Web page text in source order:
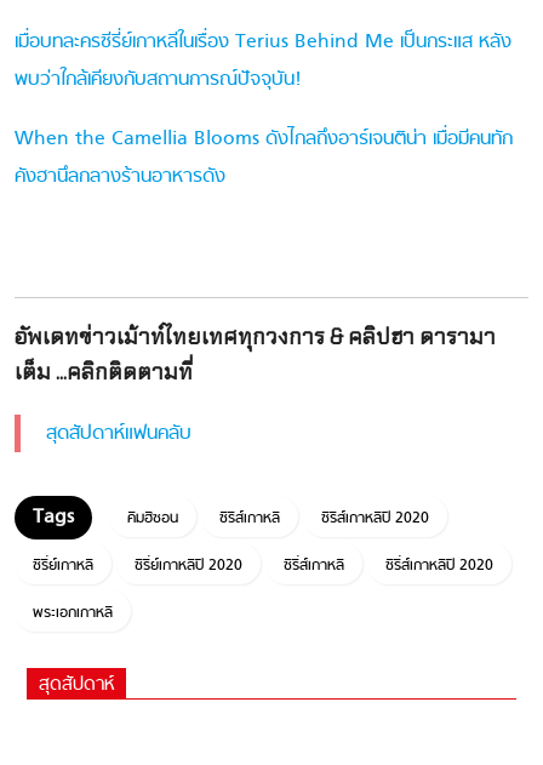
เมื่อบทละครซีรี่ย์เกาหลีในเรื่อง Terius Behind Me เป็นกระแส หลัง
พบว่าใกล้เคียงกับสถานการณ์ปัจจุบัน!
When the Camellia Blooms ดังไกลถึงอาร์เจนติน่า เมื่อมีคนทัก
คังฮานึลกลางร้านอาหารดัง
อัพเดทข่าวเม้าท์ไทยเทศทุกวงการ & คลิปฮา ดารามา
เต็ม ...คลิกติดตามที่
สุดสัปดาห์แฟนคลับ
คิมฮีซอน ซีรีส์เกาหลี
ซีรีส์เกาหลีปี 2020
ซีรี่ย์เกาหลี
ซีรี่ย์เกาหลีปี 2020 ซีรี่ส์เกาหลี
ซีรี่ส์เกาหลีปี 2020
พระเอกเกาหลี
สุดสัปดาห์